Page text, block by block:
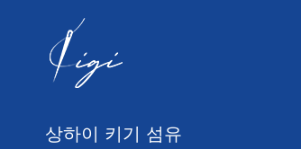
상하이 키기 섬유